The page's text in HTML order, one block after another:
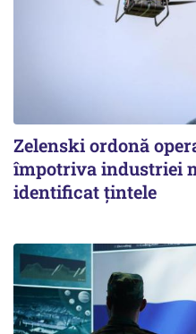
Zelenski ordonă
împotriva industriei
identificat țintele